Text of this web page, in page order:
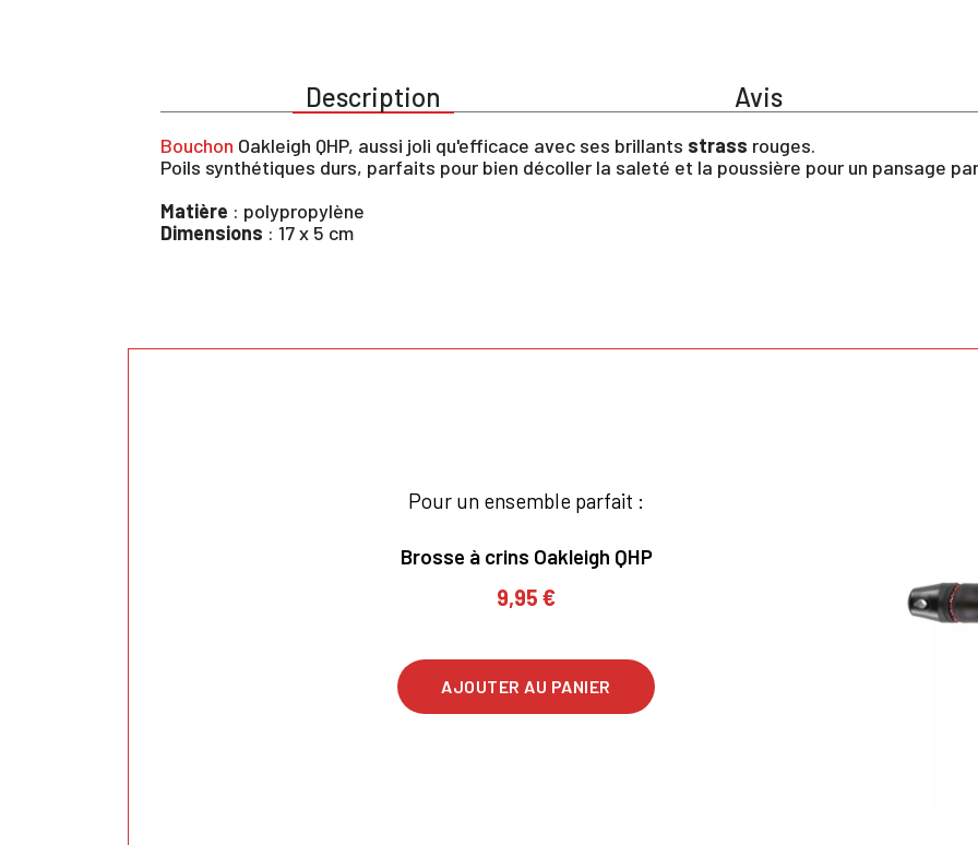
Description Avis
Bouchon Oakleigh QHP, aussi joli qu'efficace avec ses brillants strass rouges.
Poils synthétiques durs, parfaits pour bien décoller la saleté et la poussière pour un pansage
Matière : polypropylène
Dimensions : 17 x 5 cm
Pour un ensemble parfait :
Brosse à crins Oakleigh QHP
9,95 €
AJOUTER AU PANIER
×